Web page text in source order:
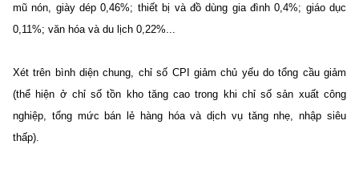
mũ nón, giày dép 0,46%; thiết bị và đồ dùng gia đình 0,4%; giáo dục
0,11%; văn hóa và du lịch 0,22%...
Xét trên bình diện chung, chỉ số CPI giảm chủ yếu do tổng cầu giảm
(thể hiện ở chỉ số tồn kho tăng cao trong khi chỉ số sản xuất công
nghiệp, tổng mức bán lẻ hàng hóa và dịch vụ tăng nhẹ, nhập siêu
thấp).